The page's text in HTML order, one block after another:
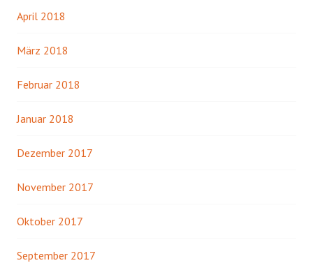
April 2018
März 2018
Februar 2018
Januar 2018
Dezember 2017
November 2017
Oktober 2017
September 2017